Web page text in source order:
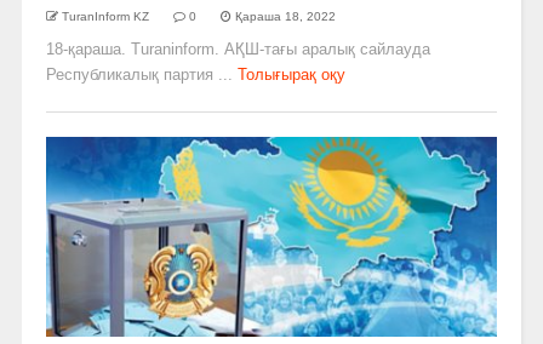
TuranInform KZ 0 Қараша 18, 2022
18-қараша. Turaninform. АҚШ-тағы аралық сайлауда
Республикалық партия ...
Толығырақ оқу